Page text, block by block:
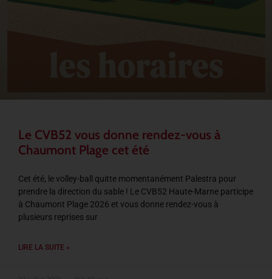
Le CVB52 vous donne rendez-vous à
Chaumont Plage cet été
Cet été, le volley-ball quitte momentanément Palestra pour
prendre la direction du sable ! Le CVB52 Haute-Marne participe
à Chaumont Plage 2026 et vous donne rendez-vous à
plusieurs reprises sur
LIRE LA SUITE »